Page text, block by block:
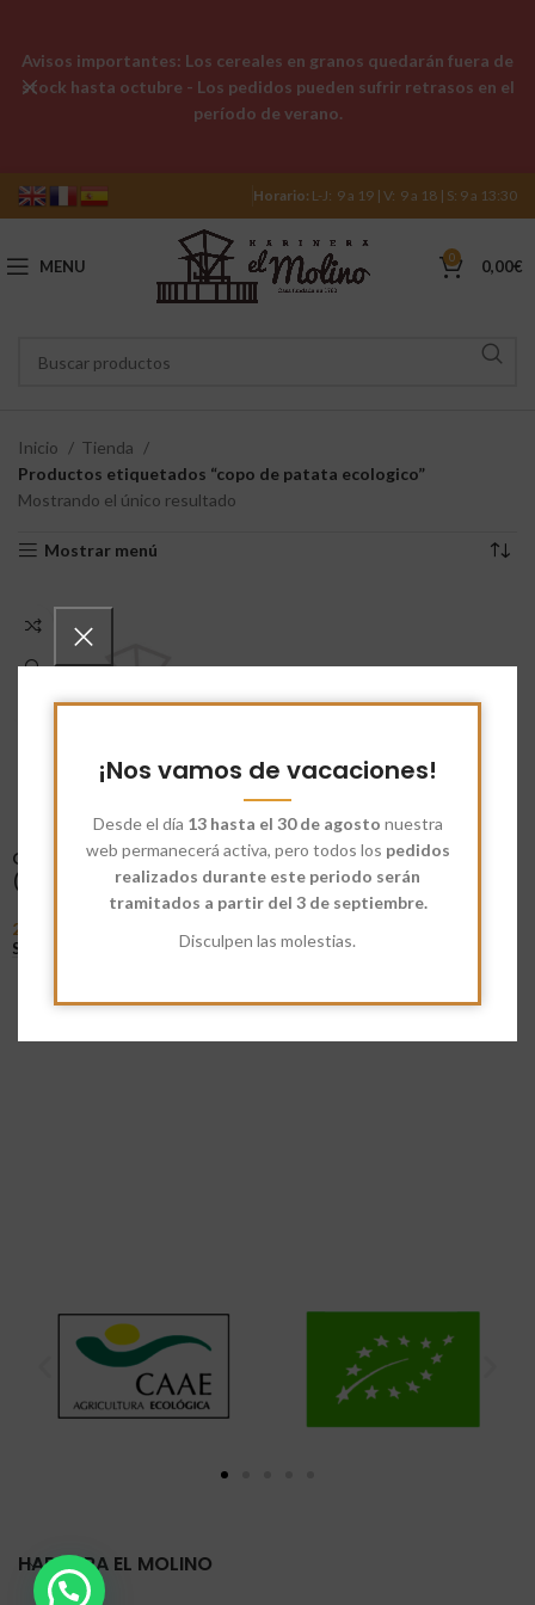
¡Nos vamos de vacaciones!
Desde el día 13 hasta el 30 de agosto nuestra
web permanecerá activa, pero todos los pedidos
realizados durante este periodo serán
tramitados a partir del 3 de septiembre.
Disculpen las molestias.
Horario: L-J: 9 a 19 | V: 9 a 18 | S: 9 a 13:30
MENU 0 0,00€
Inicio
Tienda
Productos etiquetados “copo de patata ecologico”
Mostrando el único resultado
Mostrar menú
Copos de patata ecológica
(Puré de patata)
2,60
Seleccionar Opciones
HARINERA EL MOLINO
Avisos importantes: Los cereales en granos quedarán fuera de
stock hasta octubre - Los pedidos pueden sufrir retrasos en el
período de verano.